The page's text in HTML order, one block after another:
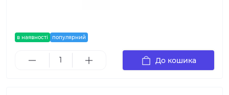
в наявності популярний
До кошика